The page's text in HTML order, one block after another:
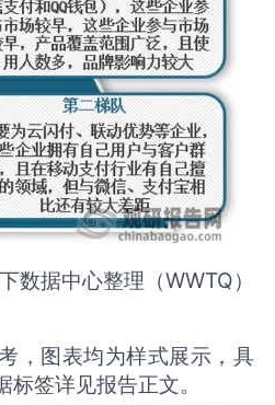
数据中心整理（WWTQ）
，图表均为样式展示，具
签详见报告正文。